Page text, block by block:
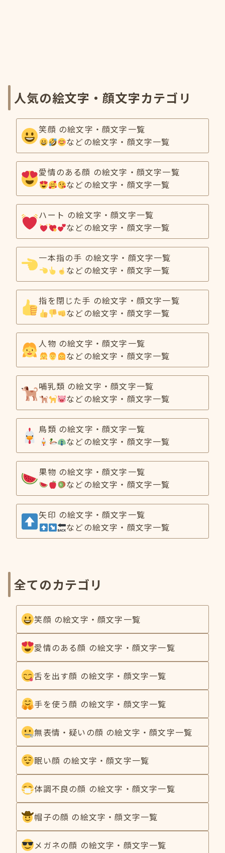
人気の絵文字・顔文字カテゴリ
笑顔 の絵文字・顔文字一覧
などの絵文字・顔文字一覧
愛情のある顔 の絵文字・顔文字一覧
などの絵文字・顔文字一覧
ハート の絵文字・顔文字一覧
などの絵文字・顔文字一覧
一本指の手 の絵文字・顔文字一覧
などの絵文字・顔文字一覧
指を閉じた手 の絵文字・顔文字一覧
などの絵文字・顔文字一覧
人物 の絵文字・顔文字一覧
などの絵文字・顔文字一覧
哺乳類 の絵文字・顔文字一覧
などの絵文字・顔文字一覧
鳥類 の絵文字・顔文字一覧
などの絵文字・顔文字一覧
果物 の絵文字・顔文字一覧
などの絵文字・顔文字一覧
矢印 の絵文字・顔文字一覧
などの絵文字・顔文字一覧
全てのカテゴリ
笑顔 の絵文字・顔文字一覧
愛情のある顔 の絵文字・顔文字一覧
舌を出す顔 の絵文字・顔文字一覧
手を使う顔 の絵文字・顔文字一覧
無表情・疑いの顔 の絵文字・顔文字一覧
眠い顔 の絵文字・顔文字一覧
体調不良の顔 の絵文字・顔文字一覧
帽子の顔 の絵文字・顔文字一覧
メガネの顔 の絵文字・顔文字一覧